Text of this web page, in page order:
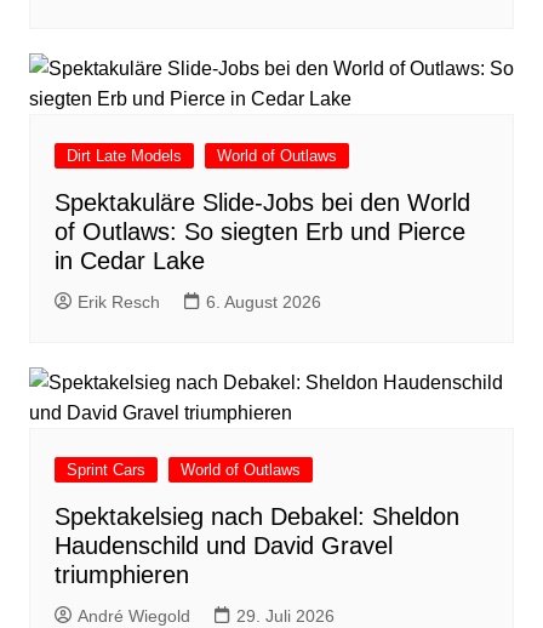
Dirt Late Models World of Outlaws
Spektakuläre Slide-Jobs bei den World
of Outlaws: So siegten Erb und Pierce
in Cedar Lake
Erik Resch 6. August 2026
Sprint Cars World of Outlaws
Spektakelsieg nach Debakel: Sheldon
Haudenschild und David Gravel
triumphieren
André Wiegold 29. Juli 2026